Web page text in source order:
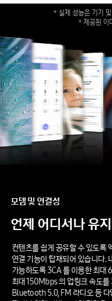
* 실제 성능은 기기
* 제공된 이
모뎀및연결성
언제 어디서나유
컨텐츠를 쉽게 공유할 수 있도록
연결 기능이 탑재되어 있습니다.
가능하도록 3CA 를 이용한 최
최대 150Mbps 의 업링크 속도
Bluetooth 5.0, FM 라디오 등 다